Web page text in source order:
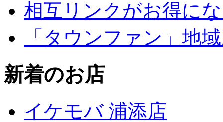
相互リンクがお得に
「タウンファン」地
新着のお店
イケモバ 浦添店